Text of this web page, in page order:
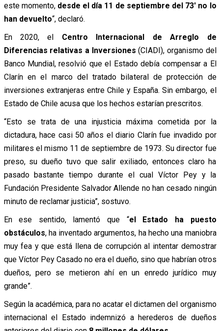
este momento, desde el día 11 de septiembre del 73′ no lo
han devuelto“, declaró.
En 2020, el Centro Internacional de Arreglo de
Diferencias relativas a Inversiones (CIADI), organismo del
Banco Mundial, resolvió que el Estado debía compensar a El
Clarín en el marco del tratado bilateral de protección de
inversiones extranjeras entre Chile y España. Sin embargo, el
Estado de Chile acusa que los hechos estarían prescritos.
“Esto se trata de una injusticia máxima cometida por la
dictadura, hace casi 50 años el diario Clarín fue invadido por
militares el mismo 11 de septiembre de 1973. Su director fue
preso, su dueño tuvo que salir exiliado, entonces claro ha
pasado bastante tiempo durante el cual Víctor Pey y la
Fundación Presidente Salvador Allende no han cesado ningún
minuto de reclamar justicia”, sostuvo.
En ese sentido, lamentó que “el Estado ha puesto
obstáculos, ha inventado argumentos, ha hecho una maniobra
muy fea y que está llena de corrupción al intentar demostrar
que Víctor Pey Casado no era el dueño, sino que habrían otros
dueños, pero se metieron ahí en un enredo jurídico muy
grande”.
Según la académica, para no acatar el dictamen del organismo
internacional el Estado indemnizó a herederos de dueños